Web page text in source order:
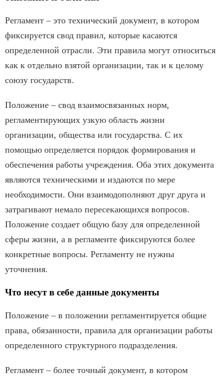
Регламент – это технический документ, в котором
фиксируется свод правил, которые касаются
определенной отрасли. Эти правила могут относиться
как к отдельно взятой организации, так и к целому
союзу государств.
Положение – свод взаимосвязанных норм,
регламентирующих узкую область жизни
организации, общества или государства. С их
помощью определяется порядок формирования и
обеспечения работы учреждения. Оба этих документа
являются техническими и издаются по мере
необходимости. Они взаимодополняют друг друга и
затрагивают немало пересекающихся вопросов.
Положение создает общую базу для определенной
сферы жизни, а в регламенте фиксируются более
конкретные вопросы. Регламенту не нужны
уточнения.
Что несут в себе данные документы
Положение – в положении регламентируется общие
права, обязанности, правила для организации работы
определенного структурного подразделения.
Регламент – более точный документ, в котором